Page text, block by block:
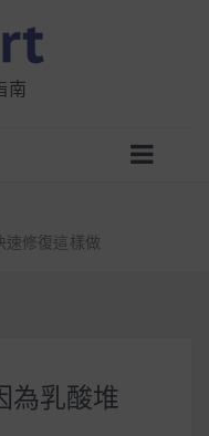
南
速修復這樣做
為乳酸堆